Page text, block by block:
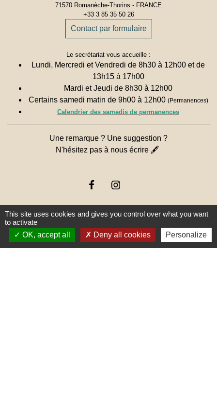
71570 Romanèche-Thorins - FRANCE
+33 3 85 35 50 26
Contact par formulaire
Le secrétariat vous accueille :
Lundi, Mercredi et Vendredi de 8h30 à 12h00 et de
13h15 à 17h00
Mardi et Jeudi de 8h30 à 12h00
Certains samedi matin de 9h00 à 12h00 (Permanences)
Calendrier des samedis de permanences
Une remarque ? Une suggestion ?
N'hésitez pas à nous écrire 🖋
Liens
This site uses cookies and gives you control over what you want
to activate
OK, accept all
Deny all cookies Personalize